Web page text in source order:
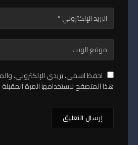
احفظ اسمي، بريدي الإلكتروني،
هذا المتصفح لاستخدامها المرة